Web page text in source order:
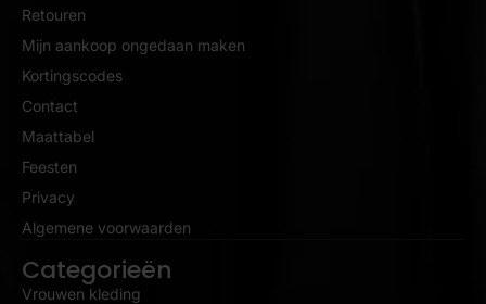
Retouren
Mijn aankoop ongedaan maken
Kortingscodes
Contact
Maattabel
Feesten
Privacy
Algemene voorwaarden
Categorieën
Vrouwen kleding